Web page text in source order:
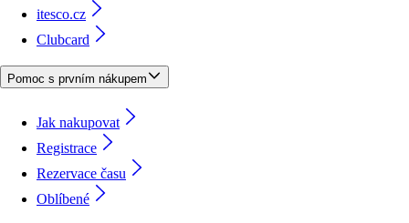
itesco.cz
Clubcard
Pomoc s prvním nákupem
Jak nakupovat
Registrace
Rezervace času
Oblíbené